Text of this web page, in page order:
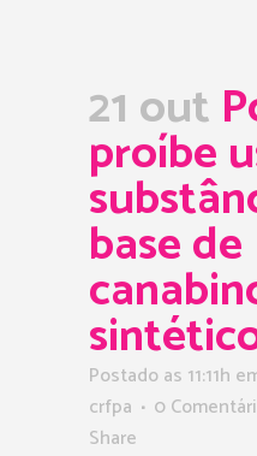
21 out
proíbe
base de
Postado as 11:11h
crfpa
0
Share